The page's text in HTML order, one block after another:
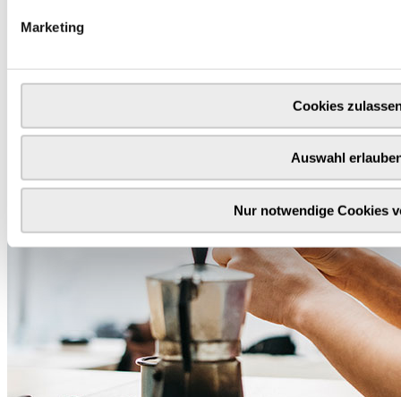
Marketing
Cookies
Auswahl
Nur notwendige Cookies